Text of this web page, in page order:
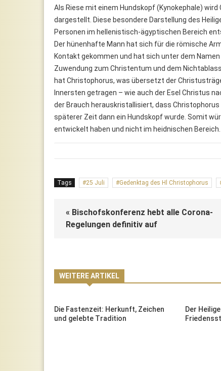
Als Riese mit einem Hundskopf (Kynokephale)
dargestellt. Diese besondere Darstellung des
Personen im hellenistisch-ägyptischen Bereich
Der hünenhafte Mann hat sich für die römische
Kontakt gekommen und hat sich unter dem
Zuwendung zum Christentum und dem
hat Christophorus, was übersetzt der
Innersten getragen – wie auch der Esel Christus
der Brauch herauskristallisiert, dass
späterer Zeit dann ein Hundskopf wurde. Somit
entwickelt haben und nicht im heidnischen Bereich.
Tags 25 Juli Gedenktag des Hl Christophorus
« Bischofskonferenz hebt alle Corona-
Regelungen definitiv auf
WEITERE ARTIKEL
Die Fastenzeit: Herkunft, Zeichen
und gelebte Tradition
Der